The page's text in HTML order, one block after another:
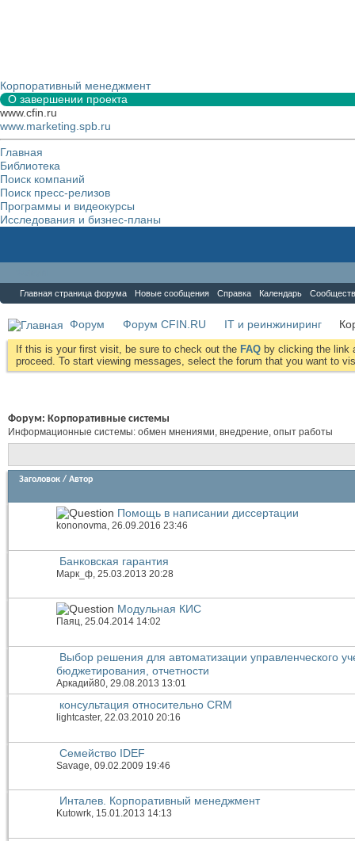
Корпоративный менеджмент
О завершении проекта
www.cfin.ru
www.marketing.spb.ru
Главная
Библиотека
Поиск компаний
Поиск пресс-релизов
Программы и видеокурсы
Исследования и бизнес-планы
Главная страница форума Новые сообщения Справка Календарь
Форум Форум CFIN.RU IT и реинжиниринг
If this is your first visit, be sure to check out the FAQ by clicking the link
proceed. To start viewing messages, select the forum that you want to
Форум: Корпоративные системы
Информационные системы: обмен мнениями, внедрение, опыт работы
Заголовок / Автор
Помощь в написании диссертации
kononovma, 26.09.2016 23:46
Банковская гарантия
Марк_ф, 25.03.2013 20:28
Модульная КИС
Паяц, 25.04.2014 14:02
Выбор решения для автоматизации управленческого
бюджетирования, отчетности
Аркадий80 , 29.08.2013 13:01
консультация относительно CRM
lightcaster, 22.03.2010 20:16
Семейство IDEF
Savage , 09.02.2009 19:46
Инталев. Корпоративный менеджмент
Kutowrk, 15.01.2013 14:13